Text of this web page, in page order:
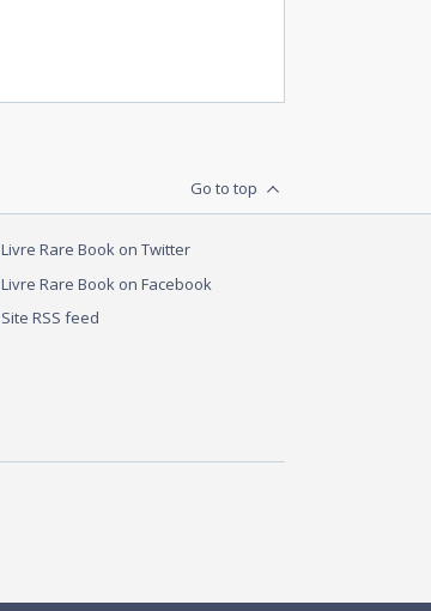
Go to top
Livre Rare Book on Twitter
Livre Rare Book on Facebook
Site RSS feed